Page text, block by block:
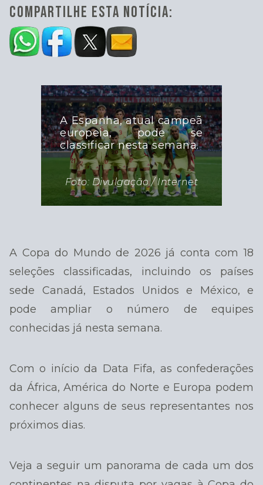
COMPARTILHE ESTA NOTÍCIA:
A Espanha, atual campeã
europeia, pode se
classificar nesta semana.
Foto: Divulgação / Internet
A Copa do Mundo de 2026 já conta com 18
seleções classificadas, incluindo os países
sede Canadá, Estados Unidos e México, e
pode ampliar o número de equipes
conhecidas já nesta semana.
Com o início da Data Fifa, as confederações
da África, América do Norte e Europa podem
conhecer alguns de seus representantes nos
próximos dias.
Veja a seguir um panorama de cada um dos